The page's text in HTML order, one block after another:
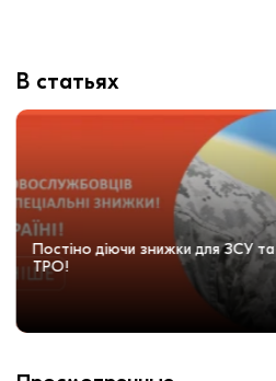
В статьях
Постіно діючи знижки для ЗСУ та
ТРО!